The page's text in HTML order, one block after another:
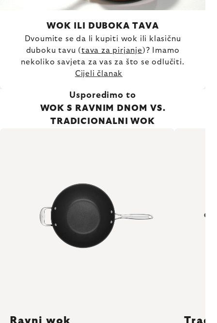
WOK ILI DUBOKA TAVA
Dvoumite se da li kupiti wok ili klasičnu
duboku tavu (tava za pirjanje )? Imamo
nekoliko savjeta za vas za što se odlučiti.
Cijeli članak
Usporedimo to
WOK S RAVNIM DNOM VS.
TRADICIONALNI WOK
Ravni wok